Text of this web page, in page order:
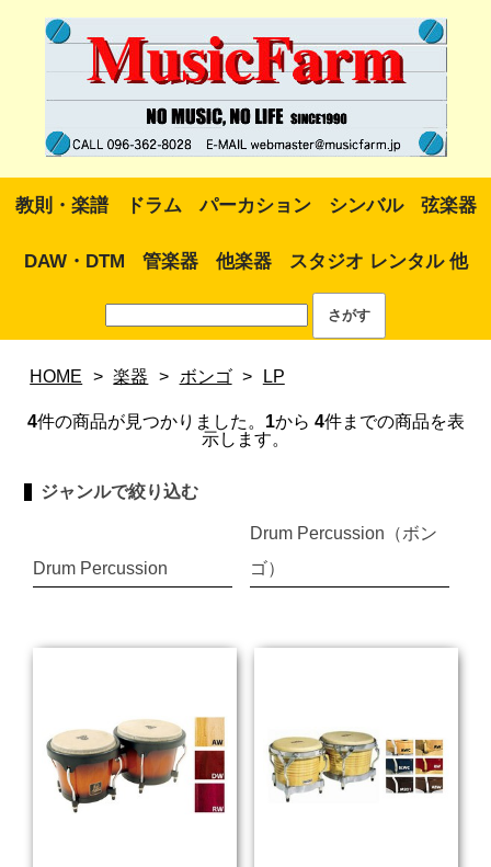
教則・楽譜 ドラム パーカション シンバル 弦楽器
DAW・DTM 管楽器 他楽器 スタジオ レンタル 他
HOME > 楽器 > ボンゴ > LP
4件の商品が見つかりました。 1から 4件までの商品を表
示します。
ジャンルで絞り込む
Drum Percussion
Drum Percussion（ボン
ゴ）